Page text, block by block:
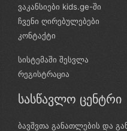
ვაკანსიები kids.ge-ში
ჩვენი ღირებულებები
კონტაქტი
სისტემაში შესვლა
რეგისტრაცია
სასწავლო ცენტრი
ბავშვთა განათლების და